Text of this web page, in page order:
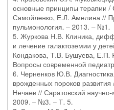
основные принципы терапии /
Самойленко, Е.Л. Амелина //
пульмонология. – 2013. – №1.
5. Журкова Н.В. Клиника,
и лечение галактоземии у
Кондакова, Т.В. Бушуева, Е.П.
Вопросы современной
6. Черненков Ю.В.
врожденных пороков
Нечаев // Саратовский
2009. – №3. – Т. 5.